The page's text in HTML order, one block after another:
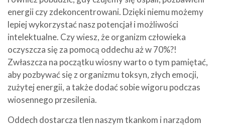
energii czy zdekoncentrowani. Dzięki niemu możemy
lepiej wykorzystać nasz potencjał i możliwości
intelektualne. Czy wiesz, że organizm człowieka
oczyszcza się za pomocą oddechu aż w 70%?!
Zwłaszcza na początku wiosny warto o tym pamiętać,
aby pozbywać się z organizmu toksyn, złych emocji,
zużytej energii, a także dodać sobie wigoru podczas
wiosennego przesilenia.
Oddech dostarcza tlen naszym tkankom i narządom